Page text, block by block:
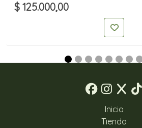
$ 125.000,00
Inicio
Tienda